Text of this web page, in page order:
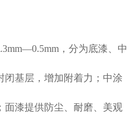
，分为底漆、中
闭基层，增加附着力；中涂
面漆提供防尘、耐磨、美观